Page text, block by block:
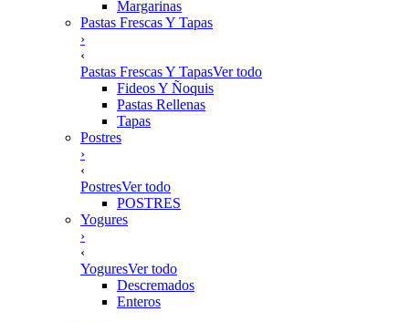
Margarinas
Pastas Frescas Y Tapas
›
‹
Pastas Frescas Y TapasVer todo
Fideos Y Ñoquis
Pastas Rellenas
Tapas
Postres
›
‹
PostresVer todo
POSTRES
Yogures
›
‹
YoguresVer todo
Descremados
Enteros